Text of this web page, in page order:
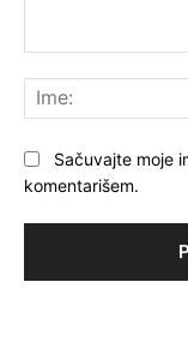
Sačuvajte moje
komentarišem.